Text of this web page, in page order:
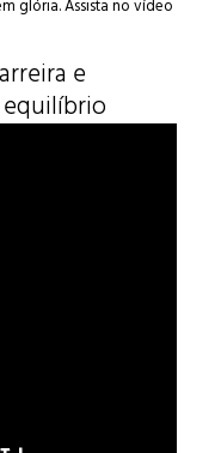
glória. Assista no vídeo
e